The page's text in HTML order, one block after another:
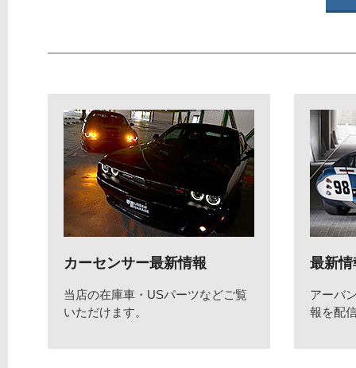
カーセンサー最新情報
当店の在庫車・USパーツなどご覧
いただけます。
最新情
アーバ
報を配